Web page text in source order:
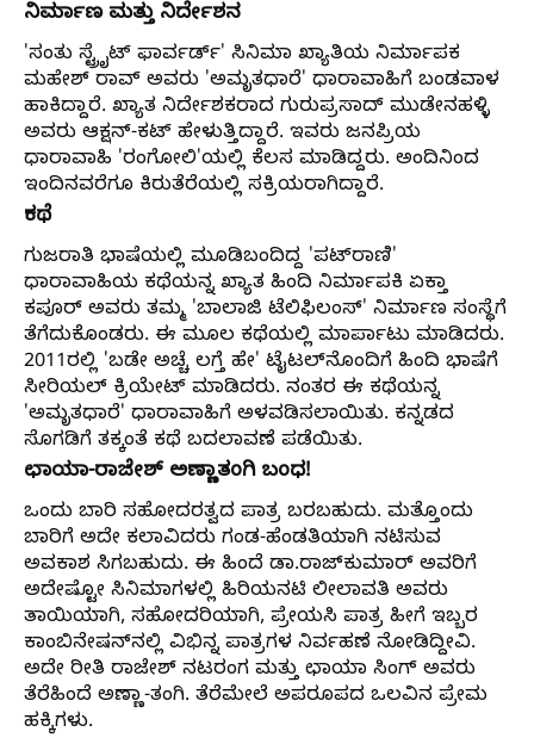
ನಿರ್ಮಾಣ ಮತ್ತು ನಿರ್ದೇಶನ
'ಸಂತು ಸ್ಟ್ರೈಟ್ ಫಾರ್ವರ್ಡ್' ಸಿನಿಮಾ ಖ್ಯಾತಿಯ ನಿರ್ಮಾಪಕ
ಮಹೇಶ್‌ ರಾವ್‌ ಅವರು 'ಅಮೃತಧಾರೆ' ಧಾರಾವಾಹಿಗೆ ಬಂಡವಾಳ
ಹಾಕಿದ್ದಾರೆ. ಖ್ಯಾತ ನಿರ್ದೇಶಕರಾದ ಗುರುಪ್ರಸಾದ್ ಮುಡೇನಹಳ್ಳಿ
ಅವರು ಆಕ್ಷನ್‌-ಕಟ್‌ ಹೇಳುತ್ತಿದ್ದಾರೆ. ಇವರು ಜನಪ್ರಿಯ
ಧಾರಾವಾಹಿ 'ರಂಗೋಲಿ'ಯಲ್ಲಿ ಕೆಲಸ ಮಾಡಿದ್ದರು. ಅಂದಿನಿಂದ
ಇಂದಿನವರೆಗೂ ಕಿರುತೆರೆಯಲ್ಲಿ ಸಕ್ರಿಯರಾಗಿದ್ದಾರೆ.
ಕಥೆ
ಗುಜರಾತಿ ಭಾ‍ಷೆಯಲ್ಲಿ ಮೂಡಿಬಂದಿದ್ದ 'ಪಟ್‌ರಾಣಿ'
ಧಾರಾವಾಹಿಯ ಕಥೆಯನ್ನ ಖ್ಯಾತ ಹಿಂದಿ ನಿರ್ಮಾಪಕಿ ಏಕ್ತಾ
ಕಪೂರ್‌ ಅವರು ತಮ್ಮ 'ಬಾಲಾಜಿ ಟೆಲಿಫಿಲಂಸ್‌' ನಿರ್ಮಾಣ ಸಂಸ್ಥೆಗೆ
ತೆಗೆದುಕೊಂಡರು. ಈ ಮೂಲ ಕಥೆಯಲ್ಲಿ ಮಾರ್ಪಾಟು ಮಾಡಿದರು.
2011ರಲ್ಲಿ 'ಬಡೇ ಅಚ್ಚೆ ಲಗ್ತೆ ಹೇ' ಟೈಟಲ್‌ನೊಂದಿಗೆ ಹಿಂದಿ ಭಾಷೆಗೆ
ಸೀರಿಯಲ್‌ ಕ್ರಿಯೇಟ್‌ ಮಾಡಿದರು. ನಂತರ ಈ ಕಥೆಯನ್ನ
'ಅಮೃತಧಾರೆ' ಧಾರಾವಾಹಿಗೆ ಅಳವಡಿಸಲಾಯಿತು. ಕನ್ನಡದ
ಸೊಗಡಿಗೆ ತಕ್ಕಂತೆ ಕಥೆ ಬದಲಾವಣೆ ಪಡೆಯಿತು.
ಛಾಯಾ-ರಾಜೇಶ್‌ ಅಣ್ಣಾತಂಗಿ ಬಂಧ!
ಒಂದು ಬಾರಿ ಸಹೋದರತ್ವದ ಪಾತ್ರ ಬರಬಹುದು. ಮತ್ತೊಂದು
ಬಾರಿಗೆ ಅದೇ ಕಲಾವಿದರು ಗಂಡ-ಹೆಂಡತಿಯಾಗಿ ನಟಿಸುವ
ಅವಕಾಶ ಸಿಗಬಹುದು. ಈ ಹಿಂದೆ ಡಾ.ರಾಜ್‌ಕುಮಾರ್‌ ಅವರಿಗೆ
ಅದೇಷ್ಟೋ ಸಿನಿಮಾಗಳಲ್ಲಿ ಹಿರಿಯನಟಿ ಲೀಲಾವತಿ ಅವರು
ತಾಯಿಯಾಗಿ, ಸಹೋದರಿಯಾಗಿ, ಪ್ರೇಯಸಿ ಪಾತ್ರ ಹೀಗೆ ಇಬ್ಬರ
ಕಾಂಬಿನೇಷನ್‌ನಲ್ಲಿ ವಿಭಿನ್ನ ಪಾತ್ರಗಳ ನಿರ್ವಹಣೆ ನೋಡಿದ್ದೀವಿ.
ಅದೇ ರೀತಿ ರಾಜೇಶ್‌ ನಟರಂಗ ಮತ್ತು ಛಾಯಾ ಸಿಂಗ್‌ ಅವರು
ತೆರೆಹಿಂದೆ ಅಣ್ಣಾ-ತಂಗಿ. ತೆರೆಮೇಲೆ ಅಪರೂಪದ ಒಲವಿನ ಪ್ರೇಮ
ಹಕ್ಕಿಗಳು.